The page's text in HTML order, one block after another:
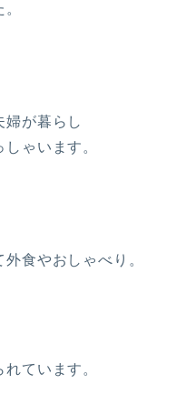
婦が暮らし
ゃいます。
食やおしゃべり。
ています。